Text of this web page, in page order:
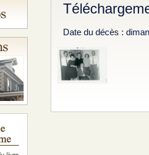
Date du décès :